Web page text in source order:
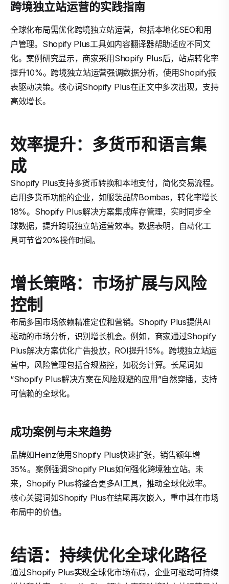
跨境独立站运营的实践指南
全球化布局需优化跨境独立站运营，包括本地化SEO和用
户管理。Shopify Plus工具如内容翻译器帮助适应不同文
化。案例研究显示，商家采用Shopify Plus后，站点转化率
提升10%。跨境独立站运营强调数据分析，使用Shopify报
表驱动决策。核心词Shopify Plus在正文中多次出现，支持
高效增长。
效率提升：多货币和语言集
成
Shopify Plus支持多货币转换和本地支付，简化交易流程。
启用多货币功能的企业，如服装品牌Bombas，转化率增长
18%。Shopify Plus解决方案集成库存管理，实时同步全
球数据，提升跨境独立站运营效率。数据表明，自动化工
具可节省20%操作时间。
增长策略：市场扩展与风险
控制
布局多国市场依赖精准定位和营销。Shopify Plus提供AI
驱动的市场分析，识别增长机会。例如，商家通过Shopify
Plus解决方案优化广告投放，ROI提升15%。跨境独立站运
营中，风险管理包括合规监控，如税务计算。长尾词如
“Shopify Plus解决方案在风险规避的应用”自然穿插，支持
可信赖的全球化。
成功案例与未来趋势
品牌如Heinz使用Shopify Plus快速扩张，销售额年增
35%。案例强调Shopify Plus如何强化跨境独立站。未
来，Shopify Plus将整合更多AI工具，推动全球化效率。
核心关键词如Shopify Plus在结尾再次嵌入，重申其在市场
布局中的价值。
结语：持续优化全球化路径
通过Shopify Plus实现全球化市场布局，企业可驱动可持续